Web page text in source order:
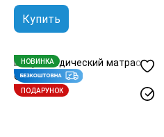
Купить
НОВИНКА
ПОДАРУНОК